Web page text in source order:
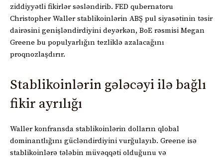
ziddiyyətli fikirlər səsləndirib. FED qubernatoru
Christopher Waller stablikoinlərin ABŞ pul siyasətinin təsir
dairəsini genişləndirdiyini deyərkən, BoE rəsmisi Megan
Greene bu populyarlığın tezliklə azalacağını
proqnozlaşdırır.
Stablikoinlərin gələcəyi ilə bağlı
fikir ayrılığı
Waller konfransda stablikoinlərin dolların qlobal
dominantlığını gücləndirdiyini vurğulayıb. Greene isə
stablikoinlərə tələbin müvəqqəti olduğunu və